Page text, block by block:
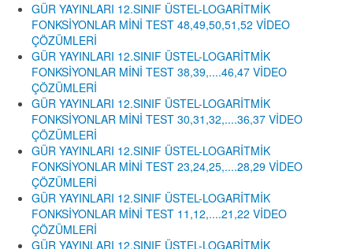
GÜR YAYINLARI 12.SINIF ÜSTEL-LOGARİTMİK
FONKSİYONLAR MİNİ TEST 48,49,50,51,52 VİDEO
ÇÖZÜMLERİ
GÜR YAYINLARI 12.SINIF ÜSTEL-LOGARİTMİK
FONKSİYONLAR MİNİ TEST 38,39,....46,47 VİDEO
ÇÖZÜMLERİ
GÜR YAYINLARI 12.SINIF ÜSTEL-LOGARİTMİK
FONKSİYONLAR MİNİ TEST 30,31,32,....36,37 VİDEO
ÇÖZÜMLERİ
GÜR YAYINLARI 12.SINIF ÜSTEL-LOGARİTMİK
FONKSİYONLAR MİNİ TEST 23,24,25,....28,29 VİDEO
ÇÖZÜMLERİ
GÜR YAYINLARI 12.SINIF ÜSTEL-LOGARİTMİK
FONKSİYONLAR MİNİ TEST 11,12,....21,22 VİDEO
ÇÖZÜMLERİ
GÜR YAYINLARI 12.SINIF ÜSTEL-LOGARİTMİK